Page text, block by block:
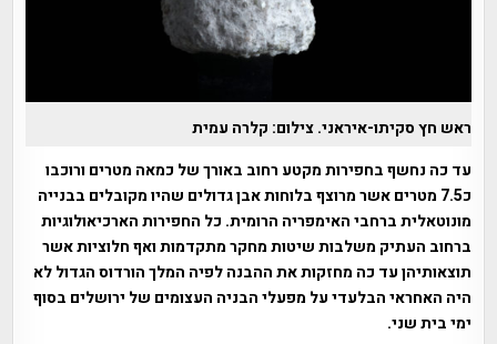
ראש חץ סקיתו-איראני. צילום: קלרה עמית
עד כה נחשף בחפירות מקטע רחוב באורך של כמאה מטרים ורוכבו
כ7.5 מטרים אשר מרוצף בלוחות אבן גדולים שהיו מקובלים בבנייה
מונוטאלית ברחבי האימפריה הרומית. כל החפירות הארכיאולוגיות
ברחוב העתיק משלבות שיטות מחקר מתקדמות ואף חלוציות אשר
תוצאותיהן עד כה מחזקות את ההבנה לפיה המלך הורדוס הגדול לא
היה האחראי הבלעדי על מפעלי הבניה העצומים של ירושלים בסוף
ימי בית שני.